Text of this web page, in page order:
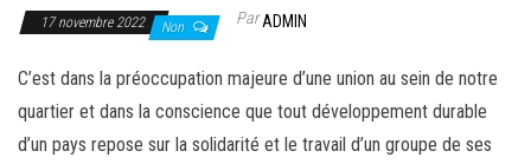
17 novembre 2022 Non ParADMIN
C’est dans la préoccupation majeure d’une union au sein de notre
quartier et dans la conscience que tout développement durable
d’un pays repose sur la solidarité et le travail d’un groupe de ses